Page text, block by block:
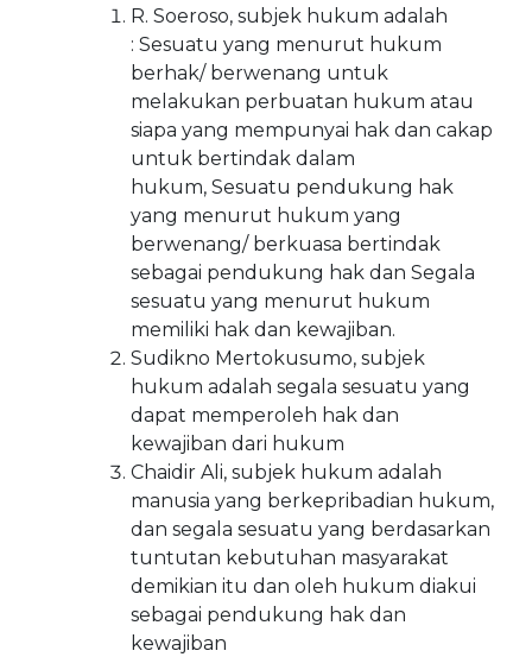
R. Soeroso, subjek hukum adalah
: Sesuatu yang menurut hukum
berhak/ berwenang untuk
melakukan perbuatan hukum atau
siapa yang mempunyai hak dan cakap
untuk bertindak dalam
hukum, Sesuatu pendukung hak
yang menurut hukum yang
berwenang/ berkuasa bertindak
sebagai pendukung hak dan Segala
sesuatu yang menurut hukum
memiliki hak dan kewajiban.
Sudikno Mertokusumo, subjek
hukum adalah segala sesuatu yang
dapat memperoleh hak dan
kewajiban dari hukum
Chaidir Ali, subjek hukum adalah
manusia yang berkepribadian hukum,
dan segala sesuatu yang berdasarkan
tuntutan kebutuhan masyarakat
demikian itu dan oleh hukum diakui
sebagai pendukung hak dan
kewajiban